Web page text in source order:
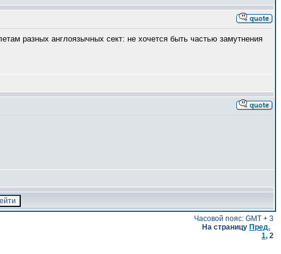
разных англоязычных сект: не хочется быть частью замутнения
Часовой пояс: GMT + 3
На страницу Пред.
1, 2